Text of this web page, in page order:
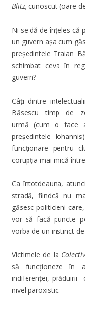
Blitz, cunoscut (oare
Ni se dă de înțeles că
un guvern așa cum
președintele Traian
schimbat ceva în
guvern?
Câți dintre
Băsescu timp de
urmă (cum o face
președintele
funcționare pentru
corupția mai mică
Ca întotdeauna,
stradă, fiindcă nu
găsesc politicieni
vor să facă puncte
vorba de un instinct
Victimele de la Colectiv
să funcționeze în
indiferenței, prăduirii
nivel paroxistic.